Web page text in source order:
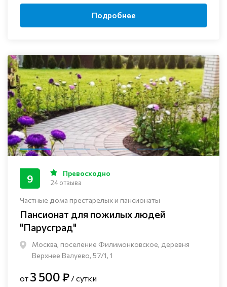
Подробнее
Частные дома престарелых и пансионаты
Пансионат для пожилых людей
"Парусград"
Москва, поселение Филимонковское, деревня
Верхнее Валуево, 57/1, 1
9 Превосходно
24 отзыва
от 3 500 ₽ / сутки